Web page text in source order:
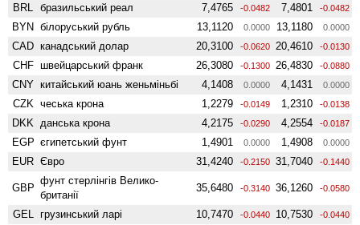
BRL бразильський реал 7,4765 -0.0482 7,4801 -0.0482
BYN білоруський рубль 13,1120 0.0000 13,1180 0.0000
CAD канадський долар 20,3100 -0.0620 20,4610 -0.0130
CHF швейцарський франк 26,3080 -0.1300 26,4830 -0.0880
CNY китайський юань женьмiньбi 4,1408 0.0000 4,1431 0.0000
CZK чеська крона 1,2279 -0.0149 1,2310 -0.0138
DKK данська крона 4,2175 -0.0290 4,2554 -0.0187
EGP єгипетський фунт 1,4901 0.0000 1,4908 0.0000
EUR Євро 31,4240 -0.2150 31,7040 -0.1440
GBP
фунт стерлінгів Велико­
британії
35,6480 -0.3140 36,1260 -0.0580
GEL грузинський ларі 10,7470 -0.0440 10,7530 -0.0440